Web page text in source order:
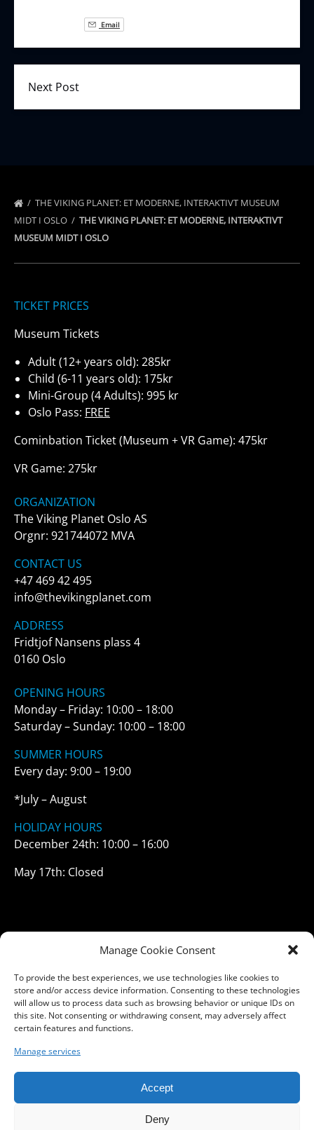
Manage Cookie Consent
To provide the best experiences, we use technologies like cookies to
store and/or access device information. Consenting to these technologies
will allow us to process data such as browsing behavior or unique IDs on
this site. Not consenting or withdrawing consent, may adversely affect
certain features and functions.
Manage services
Accept
Deny
Email
Next Post
THE VIKING PLANET: ET MODERNE, INTERAKTIVT MUSEUM
MIDT I OSLO
THE VIKING PLANET: ET MODERNE, INTERAKTIVT
MUSEUM MIDT I OSLO
TICKET PRICES
Museum Tickets
Adult (12+ years old): 285kr
Child (6-11 years old): 175kr
Mini-Group (4 Adults): 995 kr
Oslo Pass: FREE
Cominbation Ticket (Museum + VR Game): 475kr
VR Game: 275kr
ORGANIZATION
The Viking Planet Oslo AS
Orgnr: 921744072 MVA
CONTACT US
+47 469 42 495
info@thevikingplanet.com
ADDRESS
Fridtjof Nansens plass 4
0160 Oslo
OPENING HOURS
Monday – Friday: 10:00 – 18:00
Saturday – Sunday: 10:00 – 18:00
SUMMER HOURS
Every day: 9:00 – 19:00
*July – August
HOLIDAY HOURS
December 24th: 10:00 – 16:00
May 17th: Closed
Privacy Policy
Kjøpsbetingelser
Plan your visit
FAQ